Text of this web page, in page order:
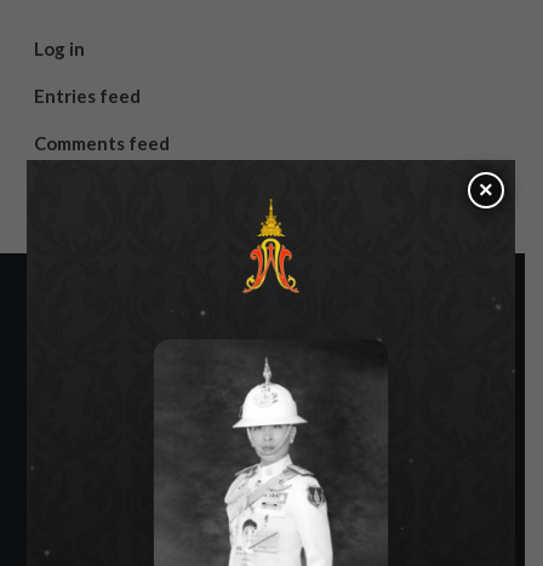
Log in
Entries feed
Comments feed
SIAMRATH VARIETY
×